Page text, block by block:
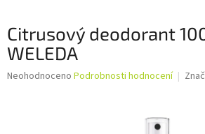
Citrusový deodorant
WELEDA
Průměrné
Neohodnoceno Podrobnosti hodnocení